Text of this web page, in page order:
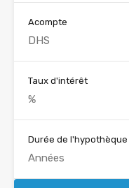
Acompte
Taux d'intérêt
Durée de l'hypothèque